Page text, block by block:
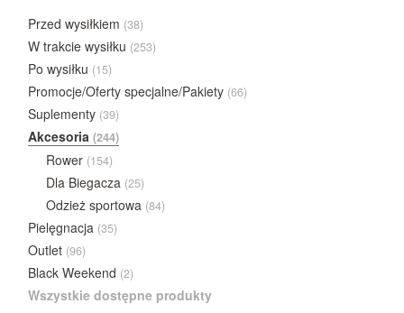
Przed wysiłkiem (38)
W trakcie wysiłku (253)
Po wysiłku (15)
Promocje/Oferty specjalne/Pakiety (66)
Suplementy (39)
Akcesoria (244)
Rower (154)
Dla Biegacza (25)
Odzież sportowa (84)
Pielęgnacja (35)
Outlet (96)
Black Weekend (2)
Wszystkie dostępne produkty